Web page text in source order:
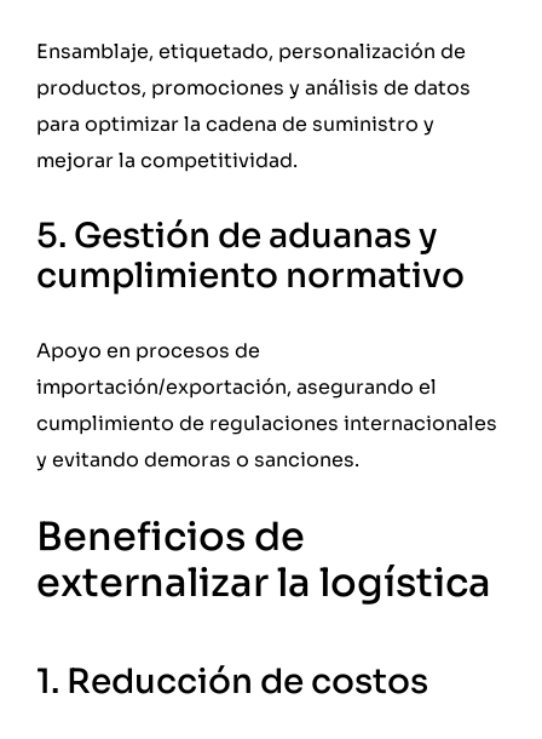
Ensamblaje, etiquetado, personalización de
productos, promociones y análisis de datos
para optimizar la cadena de suministro y
mejorar la competitividad.
5. Gestión de aduanas y
cumplimiento normativo
Apoyo en procesos de
importación/exportación, asegurando el
cumplimiento de regulaciones internacionales
y evitando demoras o sanciones.
Beneficios de
externalizar la logística
1. Reducción de costos